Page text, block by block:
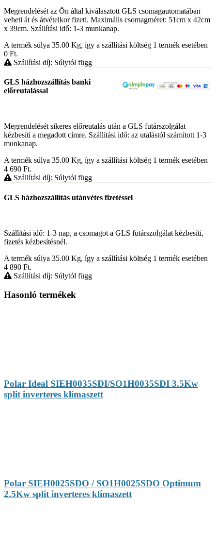
Megrendelését az Ön által kiválasztott GLS csomagautomatában
veheti át és átvételkor fizeti. Maximális csomagméret: 51cm x 42cm
x 39cm. Szállítási idő: 1-3 munkanap.
A termék súlya 35.00 Kg, így a szállítási költség 1 termék esetében
0 Ft.
Szállítási díj: Súlytól függ
GLS házhozszállítás banki
előreutalással
Megrendelését sikeres előreutalás után a GLS futárszolgálat
kézbesíti a megadott címre. Szállítási idő: az utalástól számított 1-3
munkanap.
A termék súlya 35.00 Kg, így a szállítási költség 1 termék esetében
4 690 Ft.
Szállítási díj: Súlytól függ
GLS házhozszállítás utánvétes fizetéssel
Szállítási idő: 1-3 nap, a csomagot a GLS futárszolgálat kézbesíti,
fizetés kézbesítésnél.
A termék súlya 35.00 Kg, így a szállítási költség 1 termék esetében
4 890 Ft.
Szállítási díj: Súlytól függ
Hasonló termékek
Polar Ideal SIEH0035SDI/SO1H0035SDI 3.5Kw
split inverteres klímaszett
Polar SIEH0025SDO / SO1H0025SDO Optimum
2.5Kw split inverteres klímaszett